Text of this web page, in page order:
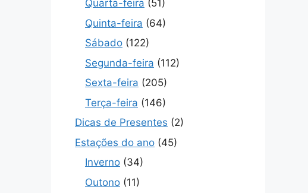
Quarta-feira (51)
Quinta-feira (64)
Sábado (122)
Segunda-feira (112)
Sexta-feira (205)
Terça-feira (146)
Dicas de Presentes (2)
Estações do ano (45)
Inverno (34)
Outono (11)